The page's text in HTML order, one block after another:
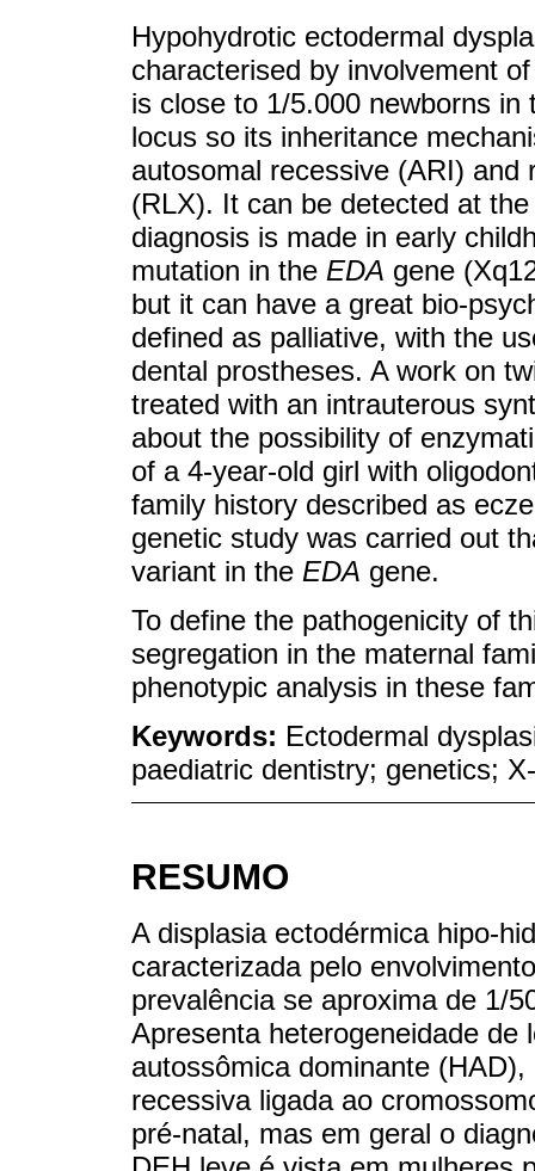
Hypohydrotic ectodermal
characterised by involvement
is close to 1/5.000 newborns
locus so its inheritance
autosomal recessive (ARI)
(RLX). It can be detected at
diagnosis is made in early
mutation in the EDA gene
but it can have a great bio-
defined as palliative, with the
dental prostheses. A work on
treated with an intrauterous
about the possibility of
of a 4-year-old girl with
family history described as
genetic study was carried out
variant in the EDA gene.
To define the pathogenicity of
segregation in the maternal
phenotypic analysis in these
Keywords: Ectodermal
paediatric dentistry; genetics;
RESUMO
A displasia ectodérmica hipo-
caracterizada pelo
prevalência se aproxima de 1/
Apresenta heterogeneidade de
autossômica dominante
recessiva ligada ao
pré-natal, mas em geral o